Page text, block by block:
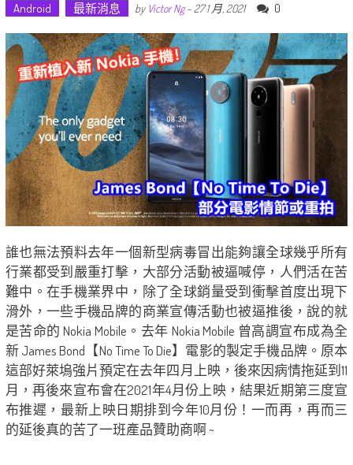
Android 最新消息 by Victor Ng- 27 1 月, 2021 0
誰也無法預料去年一個新型病毒冒出能夠讓全球幾乎所有
行業都受到嚴重打擊，大部分活動被逼喊停，人們活在苦
難中。在手機業界中，除了全球銷量受到衝擊首度出現下
滑外，一些手機品牌的商業宣傳活動也被逼推後，說的就
是苦命的 Nokia Mobile。去年 Nokia Mobile 曾高調宣布成為全
新 James Bond【No Time To Die】電影的製定手機品牌。原本
這部好萊塢強片預定在去年四月上映，後來因病情拖延到11
月，再後來宣布會在2021年4月份上映，結果近期第三度宣
布推遲，最新上映日期排到今年10月份！一而再，再而三
的延後真的苦了一班產品贊助商啊 ~